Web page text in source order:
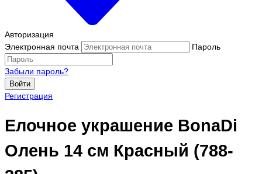
Авторизация
Электронная почта
Пароль
Забыли пароль?
Войти
Регистрация
Елочное украшение BonaDi
Олень 14 см Красный (788-